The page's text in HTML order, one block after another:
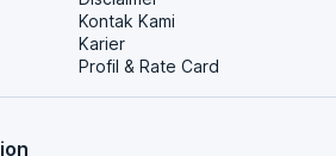
Kontak Kami
Karier
Profil & Rate Card